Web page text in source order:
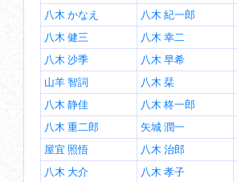
八木 かなえ
八木 紀一郎
八木 健三
八木 幸二
八木 沙季
八木 早希
山羊 智詞
八木 栞
八木 静佳
八木 柊一郎
八木 重二郎
矢城 潤一
屋宜 照悟
八木 治郎
八木 大介
八木 孝子